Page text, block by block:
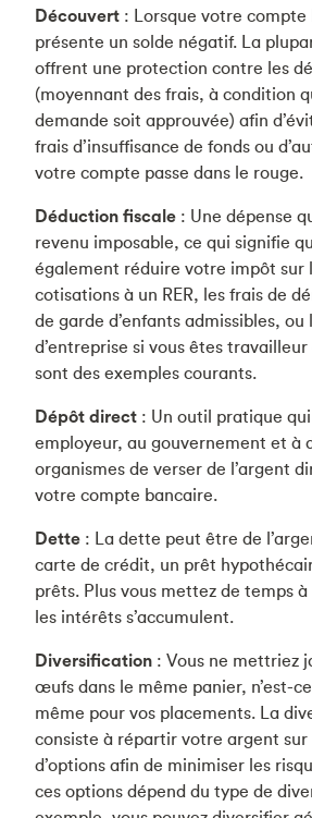
Découvert : Lorsque votre compte
présente un solde négatif. La
offrent une protection contre les
(moyennant des frais, à condition
demande soit approuvée) afin
frais d’insuffisance de fonds ou
votre compte passe dans le rouge.
Déduction fiscale : Une dépense
revenu imposable, ce qui signifie
également réduire votre impôt sur
cotisations à un RER, les frais de
de garde d’enfants admissibles, ou
d’entreprise si vous êtes
sont des exemples courants.
Dépôt direct : Un outil pratique
employeur, au gouvernement et à
organismes de verser de l’argent
votre compte bancaire.
Dette : La dette peut être de
carte de crédit, un prêt
prêts. Plus vous mettez de temps
les intérêts s’accumulent.
Diversification : Vous ne mettriez
œufs dans le même panier, n’est-
même pour vos placements. La
consiste à répartir votre argent
d’options afin de minimiser les
ces options dépend du type de